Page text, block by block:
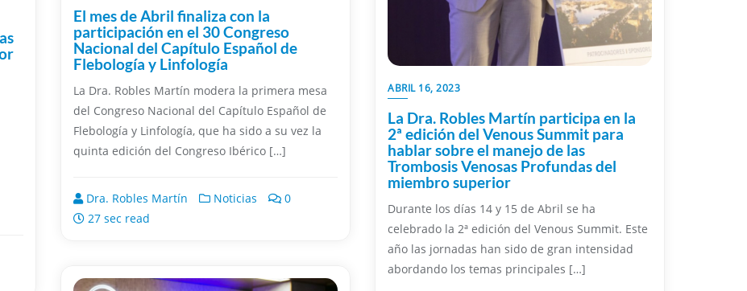
El mes de Abril finaliza con la
participación en el 30 Congreso
Nacional del Capítulo Español de
Flebología y Linfología
La Dra. Robles Martín modera la primera mesa
del Congreso Nacional del Capítulo Español de
Flebología y Linfología, que ha sido a su vez la
quinta edición del Congreso Ibérico […]
Dra. Robles Martín Noticias
0
27 sec read
ABRIL 16, 2023
La Dra. Robles Martín participa en la
2ª edición del Venous Summit para
hablar sobre el manejo de las
Trombosis Venosas Profundas del
miembro superior
Durante los días 14 y 15 de Abril se ha
celebrado la 2ª edición del Venous Summit. Este
año las jornadas han sido de gran intensidad
abordando los temas principales […]